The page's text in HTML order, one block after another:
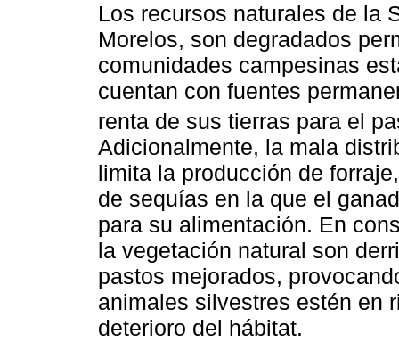
Los recursos naturales de la
Morelos, son degradados
comunidades campesinas
cuentan con fuentes
renta de sus tierras para el
Adicionalmente, la mala
limita la producción de
de sequías en la que el
para su alimentación. En
la vegetación natural son
pastos mejorados,
animales silvestres estén en
deterioro del hábitat.